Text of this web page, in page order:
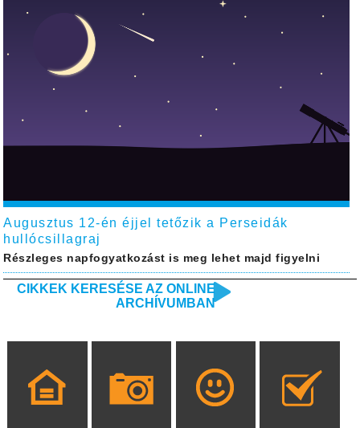
Augusztus 12-én éjjel tetőzik a Perseidák
hullócsillagraj
Részleges napfogyatkozást is meg lehet majd figyelni
CIKKEK KERESÉSE AZ ONLINE
ARCHÍVUMBAN